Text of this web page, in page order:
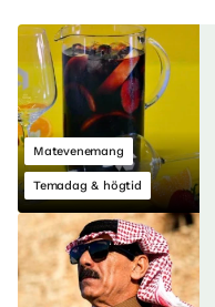
Matevenemang
Temadag & högtid